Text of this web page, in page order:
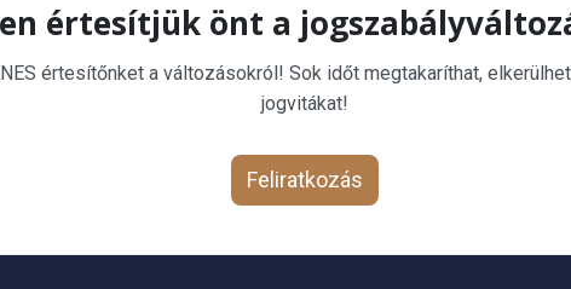
értesítjük önt a
értesítőnket a változásokról! Sok időt megtakaríthat,
jogvitákat!
Feliratkozás